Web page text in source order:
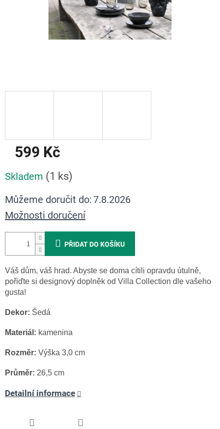
599 Kč
cena:
Skladem (1 ks)
Můžeme doručit do:7.8.2026
Možnosti doručení
PŘIDAT DO KOŠÍKU
Váš dům, váš hrad. Abyste se doma cítili opravdu útulně,
pořiďte si designový doplněk od Villa Collection dle vašeho
gusta!
Dekor: Šedá
Materiál: kamenina
Rozměr: Výška 3,0 cm
Průměr: 26,5 cm
Detailní informace